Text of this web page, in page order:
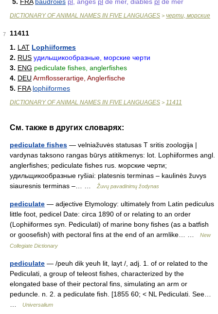
DICTIONARY OF ANIMAL NAMES IN FIVE LANGUAGES > черти, морские
7
11411
1. LAT Lophiiformes
2. RUS удильщикообразные, морские черти
3. ENG pediculate fishes, anglerfishes
4. DEU Armflosserartige, Anglerfische
5. FRA lophiiformes
DICTIONARY OF ANIMAL NAMES IN FIVE LANGUAGES > 11411
См. также в других словарях:
pediculate fishes — velniažuvės statusas T sritis zoologija |
vardynas taksono rangas būrys atitikmenys: lot. Lophiiformes angl.
anglerfishes; pediculate fishes rus. морские черти;
удильщикообразные ryšiai: platesnis terminas – kaulinės žuvys
siauresnis terminas –… …
Žuvų pavadinimų žodynas
pediculate — adjective Etymology: ultimately from Latin pediculus
little foot, pedicel Date: circa 1890 of or relating to an order
(Lophiiformes syn. Pediculati) of marine bony fishes (as a batfish
or goosefish) with pectoral fins at the end of an armlike… …
New
Collegiate Dictionary
pediculate — /peuh dik yeuh lit, layt /, adj. 1. of or related to the
Pediculati, a group of teleost fishes, characterized by the
elongated base of their pectoral fins, simulating an arm or
peduncle. n. 2. a pediculate fish. [1855 60; < NL Pediculati. See…
Universalium